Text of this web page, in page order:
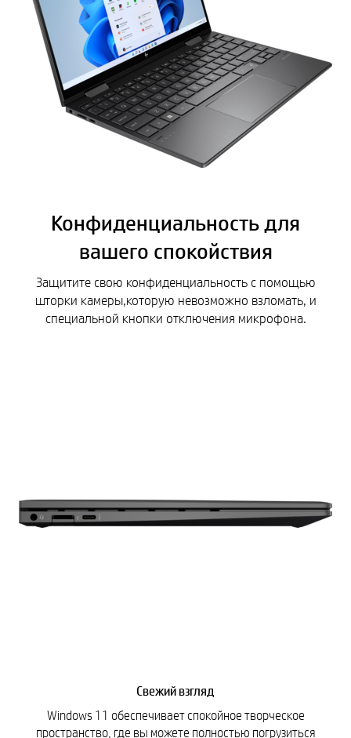
Конфиденциальность для
вашего спокойствия
Защитите свою конфиденциальность с помощью
шторки камеры,которую невозможно взломать, и
специальной кнопки отключения микрофона.
Свежий взгляд
Windows 11 обеспечивает спокойное творческое
пространство, где вы можете полностью погрузиться